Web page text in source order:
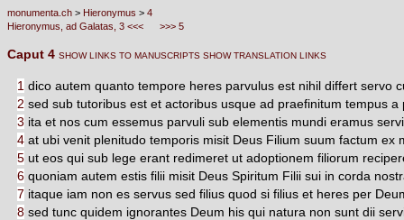
monumenta.ch > Hieronymus > 4
Hieronymus, ad Galatas, 3 <<<
>>> 5
Caput 4 SHOW LINKS TO MANUSCRIPTS SHOW TRANSLATION LINKS
1 dico autem quanto tempore heres parvulus est nihil differt servo
2 sed sub tutoribus est et actoribus usque ad praefinitum tempus a
3 ita et nos cum essemus parvuli sub elementis mundi eramus
4 at ubi venit plenitudo temporis misit Deus Filium suum factum ex
5 ut eos qui sub lege erant redimeret ut adoptionem filiorum
6 quoniam autem estis filii misit Deus Spiritum Filii sui in corda
7 itaque iam non es servus sed filius quod si filius et heres per
8 sed tunc quidem ignorantes Deum his qui natura non sunt dii